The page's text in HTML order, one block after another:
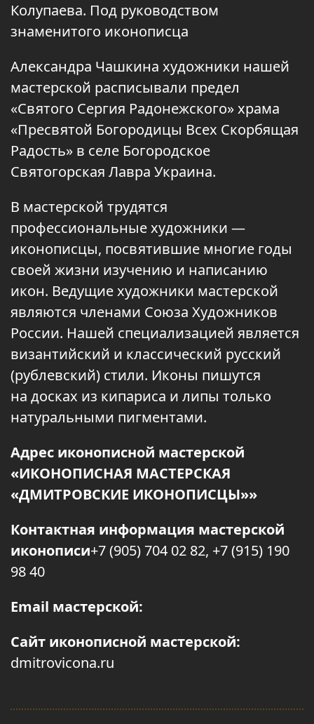
Колупаева. Под руководством
знаменитого иконописца
Александра Чашкина художники нашей
мастерской расписывали предел
«Святого Сергия Радонежского» храма
«Пресвятой Богородицы Всех Скорбящая
Радость» в селе Богородское
Святогорская Лавра Украина.
В мастерской трудятся
профессиональные художники —
иконописцы, посвятившие многие годы
своей жизни изучению и написанию
икон. Ведущие художники мастерской
являются членами Союза Художников
России. Нашей специализацией является
византийский и классический русский
(рублевский) стили. Иконы пишутся
на досках из кипариса и липы только
натуральными пигментами.
Адрес иконописной мастерской
«ИКОНОПИСНАЯ МАСТЕРСКАЯ
«ДМИТРОВСКИЕ ИКОНОПИСЦЫ»»
Контактная информация мастерской
иконописи+7 (905) 704 02 82, +7 (915) 190
98 40
Email мастерской:
Сайт иконописной мастерской:
dmitrovicona.ru